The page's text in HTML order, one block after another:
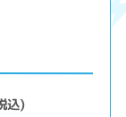
込)